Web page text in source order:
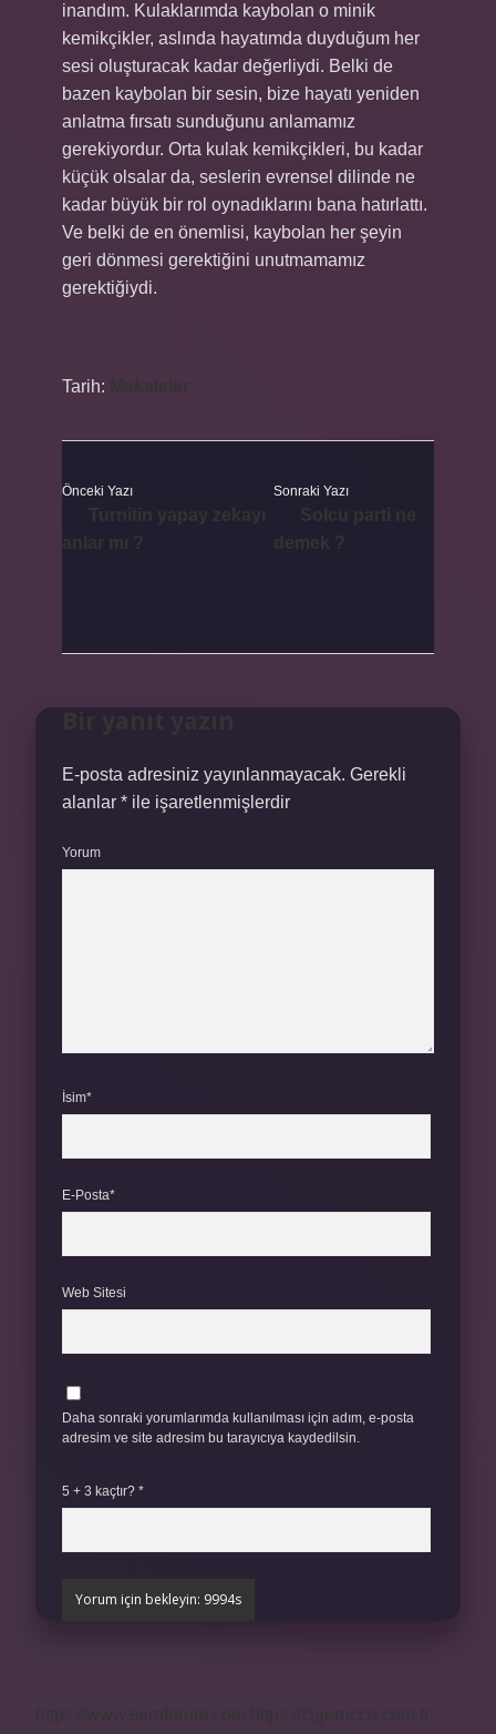
inandım. Kulaklarımda kaybolan o minik
kemikçikler, aslında hayatımda duyduğum her
sesi oluşturacak kadar değerliydi. Belki de
bazen kaybolan bir sesin, bize hayatı yeniden
anlatma fırsatı sunduğunu anlamamız
gerekiyordur. Orta kulak kemikçikleri, bu kadar
küçük olsalar da, seslerin evrensel dilinde ne
kadar büyük bir rol oynadıklarını bana hatırlattı.
Ve belki de en önemlisi, kaybolan her şeyin
geri dönmesi gerektiğini unutmamamız
gerektiğiydi.
Tarih:
Önceki Yazı Sonraki Yazı
E-posta adresiniz yayınlanmayacak. Gerekli
alanlar * ile işaretlenmişlerdir
Yorum
İsim*
E-Posta*
Web Sitesi
Daha sonraki yorumlarımda kullanılması için adım, e-posta
adresim ve site adresim bu tarayıcıya kaydedilsin.
5 + 3 kaçtır? *